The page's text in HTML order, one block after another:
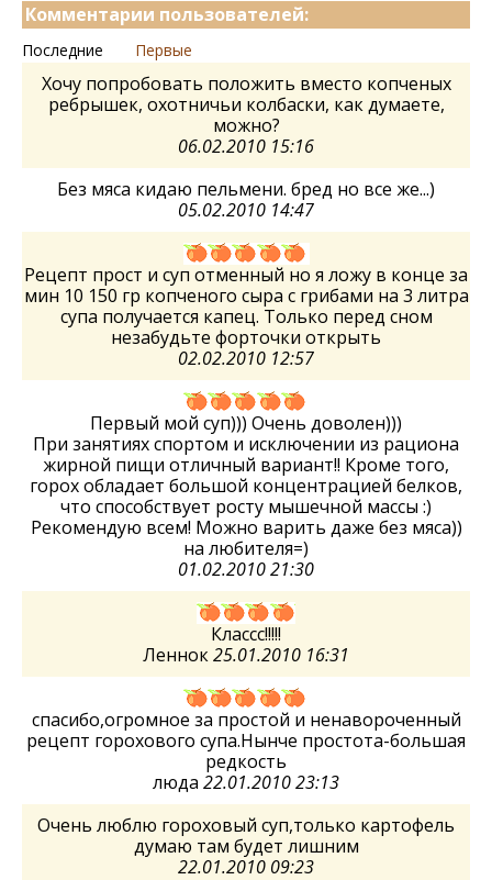
Комментарии пользователей:
Последние Первые
Хочу попробовать положить вместо копченых
ребрышек, охотничьи колбаски, как думаете,
можно?
06.02.2010 15:16
Без мяса кидаю пельмени. бред но все же...)
05.02.2010 14:47
Рецепт прост и суп отменный но я ложу в конце за
мин 10 150 гр копченого сыра с грибами на 3 литра
супа получается капец. Только перед сном
незабудьте форточки открыть
02.02.2010 12:57
Первый мой суп))) Очень доволен)))
При занятиях спортом и исключении из рациона
жирной пищи отличный вариант!! Кроме того,
горох обладает большой концентрацией белков,
что способствует росту мышечной массы :)
Рекомендую всем! Можно варить даже без мяса))
на любителя=)
01.02.2010 21:30
Классс!!!!!
Леннок25.01.2010 16:31
спасибо,огромное за простой и ненавороченный
рецепт горохового супа.Нынче простота-большая
редкость
люда 22.01.2010 23:13
Очень люблю гороховый суп,только картофель
думаю там будет лишним
22.01.2010 09:23